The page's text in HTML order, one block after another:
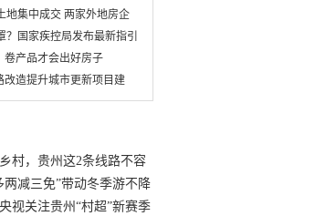
地集中成交 两家外地房企
？国家疾控局发布最新指引
卷产品才会出好房子
改造提升城市更新项目建
村，贵州这2条线路不容
减三免”带动冬季游不降
视关注贵州“村超”新赛季